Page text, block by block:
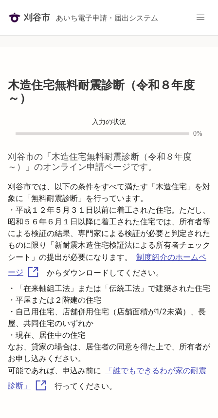
刈谷市 あいち電子申請・届出システム
木造住宅無料耐震診断（令和８年度
～）
入力の状況
0%
刈谷市の「 木造住宅無料耐震診断（令和８年度
～）
」のオンライン申請ページです。
刈谷市では、以下の条件をすべて満たす「木造住宅」を対
象に「無料耐震診断」を行っています。
・平成１２年５月３１日以前に着工された住宅。ただし、
昭和５６年６月１日以降に着工された住宅では、所有者等
による検証の結果、専門家による検証が必要と判定された
ものに限り「新耐震木造住宅検証法による所有者チェック
シート」の提出が必要になります。
制度紹介のホームペ
ージ
からダウンロードしてください。
・「在来軸組工法」または「伝統工法」で建築された住宅
・平屋または２階建の住宅
・自己用住宅、店舗併用住宅（店舗面積が1/2未満）、長
屋、共同住宅のいずれか
・現在、居住中の住宅
なお、貸家の場合は、居住者の同意を得た上で、所有者が
お申し込みください。
可能であれば、申込み前に
「誰でもできるわが家の耐震
診断」
行ってください。